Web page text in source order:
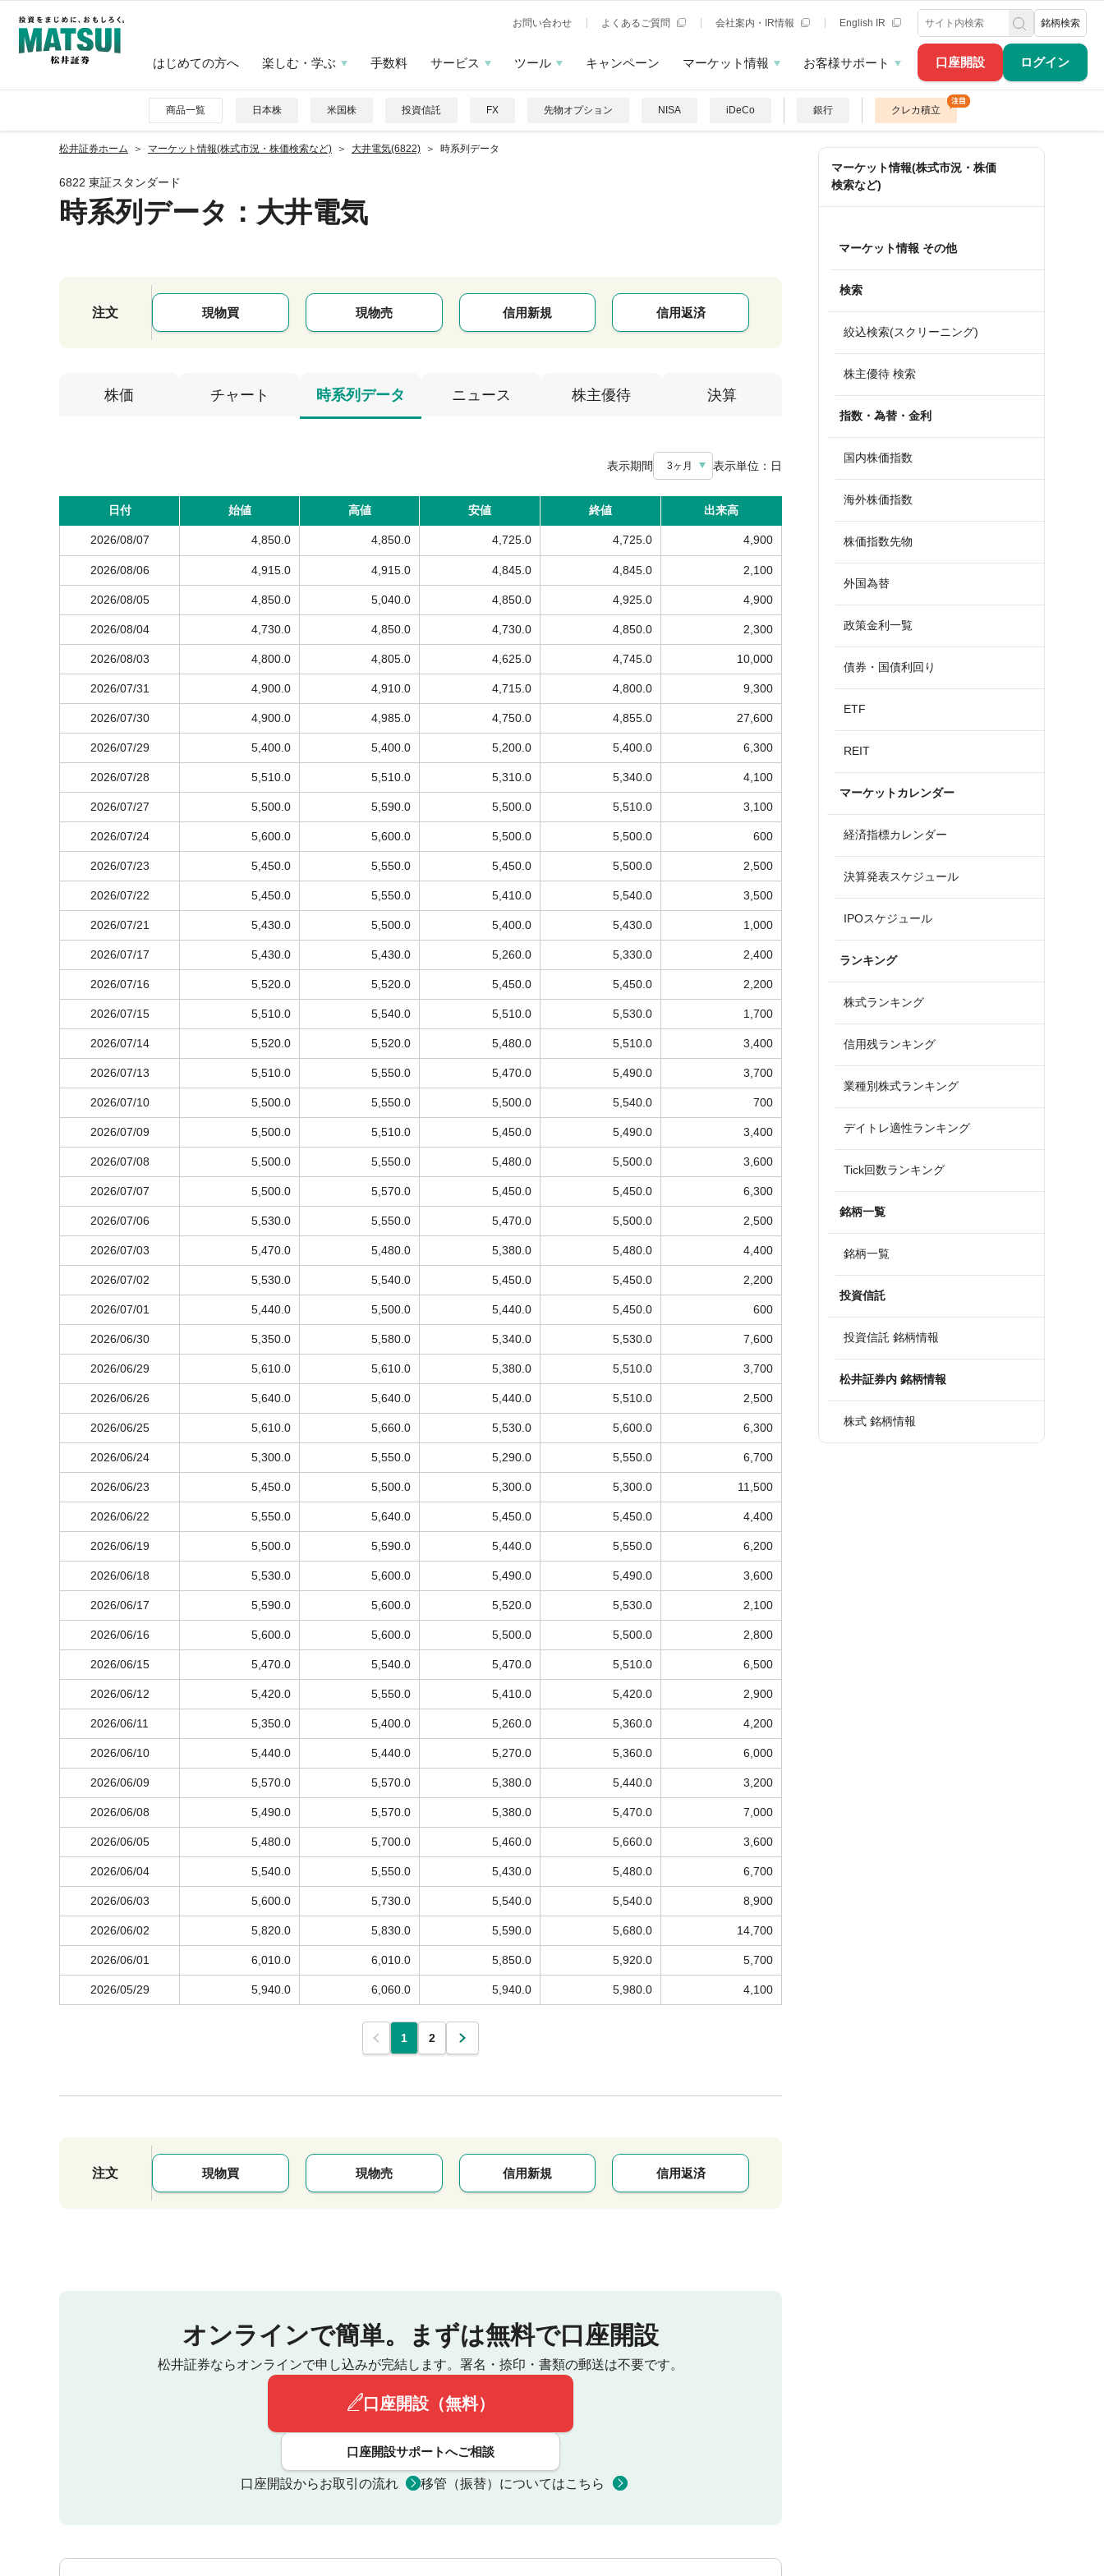
口座開設 ログイン
お問い合わせ よくあるご質問 会社案内・IR情報 English IR 銘柄検索
はじめての方へ 楽しむ・学ぶ 手数料 サービス ツール キャンペーン マーケット情報 お客様サポート
商品一覧 日本株 米国株 投資信託 FX 先物オプション NISA iDeCo 銀行 クレカ積立
松井証券ホーム マーケット情報(株式市況・株価検索など) 大井電気(6822) 時系列データ
6822 東証スタンダード
時系列データ ：大井電気
注文 現物買 現物売 信用新規 信用返済
株価 チャート 時系列データ ニュース 株主優待 決算
表示期間 3ヶ月 表示単位： 日
日付 始値 高値 安値 終値 出来高
2026/08/07 4,850.0 4,850.0 4,725.0 4,725.0 4,900
2026/08/06 4,915.0 4,915.0 4,845.0 4,845.0 2,100
2026/08/05 4,850.0 5,040.0 4,850.0 4,925.0 4,900
2026/08/04 4,730.0 4,850.0 4,730.0 4,850.0 2,300
2026/08/03 4,800.0 4,805.0 4,625.0 4,745.0 10,000
2026/07/31 4,900.0 4,910.0 4,715.0 4,800.0 9,300
2026/07/30 4,900.0 4,985.0 4,750.0 4,855.0 27,600
2026/07/29 5,400.0 5,400.0 5,200.0 5,400.0 6,300
2026/07/28 5,510.0 5,510.0 5,310.0 5,340.0 4,100
2026/07/27 5,500.0 5,590.0 5,500.0 5,510.0 3,100
2026/07/24 5,600.0 5,600.0 5,500.0 5,500.0 600
2026/07/23 5,450.0 5,550.0 5,450.0 5,500.0 2,500
2026/07/22 5,450.0 5,550.0 5,410.0 5,540.0 3,500
2026/07/21 5,430.0 5,500.0 5,400.0 5,430.0 1,000
2026/07/17 5,430.0 5,430.0 5,260.0 5,330.0 2,400
2026/07/16 5,520.0 5,520.0 5,450.0 5,450.0 2,200
2026/07/15 5,510.0 5,540.0 5,510.0 5,530.0 1,700
2026/07/14 5,520.0 5,520.0 5,480.0 5,510.0 3,400
2026/07/13 5,510.0 5,550.0 5,470.0 5,490.0 3,700
2026/07/10 5,500.0 5,550.0 5,500.0 5,540.0 700
2026/07/09 5,500.0 5,510.0 5,450.0 5,490.0 3,400
2026/07/08 5,500.0 5,550.0 5,480.0 5,500.0 3,600
2026/07/07 5,500.0 5,570.0 5,450.0 5,450.0 6,300
2026/07/06 5,530.0 5,550.0 5,470.0 5,500.0 2,500
2026/07/03 5,470.0 5,480.0 5,380.0 5,480.0 4,400
2026/07/02 5,530.0 5,540.0 5,450.0 5,450.0 2,200
2026/07/01 5,440.0 5,500.0 5,440.0 5,450.0 600
2026/06/30 5,350.0 5,580.0 5,340.0 5,530.0 7,600
2026/06/29 5,610.0 5,610.0 5,380.0 5,510.0 3,700
2026/06/26 5,640.0 5,640.0 5,440.0 5,510.0 2,500
2026/06/25 5,610.0 5,660.0 5,530.0 5,600.0 6,300
2026/06/24 5,300.0 5,550.0 5,290.0 5,550.0 6,700
2026/06/23 5,450.0 5,500.0 5,300.0 5,300.0 11,500
2026/06/22 5,550.0 5,640.0 5,450.0 5,450.0 4,400
2026/06/19 5,500.0 5,590.0 5,440.0 5,550.0 6,200
2026/06/18 5,530.0 5,600.0 5,490.0 5,490.0 3,600
2026/06/17 5,590.0 5,600.0 5,520.0 5,530.0 2,100
2026/06/16 5,600.0 5,600.0 5,500.0 5,500.0 2,800
2026/06/15 5,470.0 5,540.0 5,470.0 5,510.0 6,500
2026/06/12 5,420.0 5,550.0 5,410.0 5,420.0 2,900
2026/06/11 5,350.0 5,400.0 5,260.0 5,360.0 4,200
2026/06/10 5,440.0 5,440.0 5,270.0 5,360.0 6,000
2026/06/09 5,570.0 5,570.0 5,380.0 5,440.0 3,200
2026/06/08 5,490.0 5,570.0 5,380.0 5,470.0 7,000
2026/06/05 5,480.0 5,700.0 5,460.0 5,660.0 3,600
2026/06/04 5,540.0 5,550.0 5,430.0 5,480.0 6,700
2026/06/03 5,600.0 5,730.0 5,540.0 5,540.0 8,900
2026/06/02 5,820.0 5,830.0 5,590.0 5,680.0 14,700
2026/06/01 6,010.0 6,010.0 5,850.0 5,920.0 5,700
2026/05/29 5,940.0 6,060.0 5,940.0 5,980.0 4,100
1 2
注文 現物買 現物売 信用新規 信用返済
オンラインで簡単。 まずは無料で口座開設
松井証券ならオンラインで申し込みが完結します。 署名・捺印・書類の郵送は不要です。
口座開設（無料）
口座開設サポートへご相談
口座開設からお取引の流れ 移管（振替）についてはこちら
マーケット情報(株式市況・株価
検索など)
マーケット情報 その他
検索
絞込検索(スクリーニング)
株主優待 検索
指数・為替・金利
国内株価指数
海外株価指数
株価指数先物
外国為替
政策金利一覧
債券・国債利回り
ETF
REIT
マーケットカレンダー
経済指標カレンダー
決算発表スケジュール
IPOスケジュール
ランキング
株式ランキング
信用残ランキング
業種別株式ランキング
デイトレ適性ランキング
Tick回数ランキング
銘柄一覧
銘柄一覧
投資信託
投資信託 銘柄情報
松井証券内 銘柄情報
株式 銘柄情報